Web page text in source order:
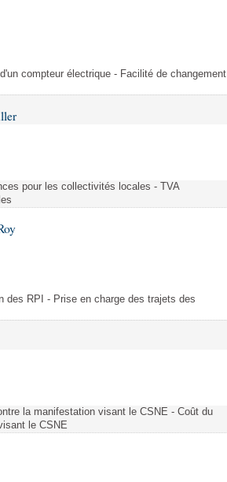
compteur électrique - Facilité de changement
pour les collectivités locales - TVA
des RPI - Prise en charge des trajets des
la manifestation visant le CSNE - Coût du
le CSNE